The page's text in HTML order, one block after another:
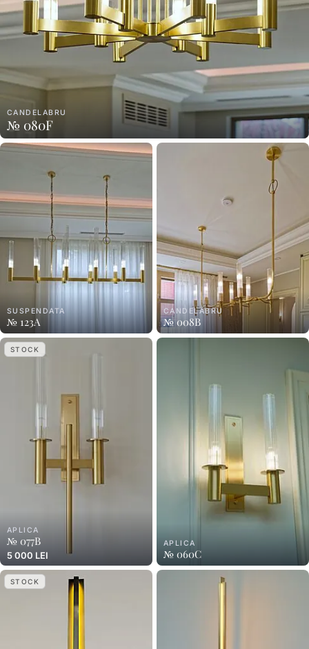
CANDELABRU
№ 080F
SUSPENDATA
№ 123A
CANDELABRU
№ 008B
STOCK
APLICA
№ 077B
5 000 LEI
APLICA
№ 060C
STOCK